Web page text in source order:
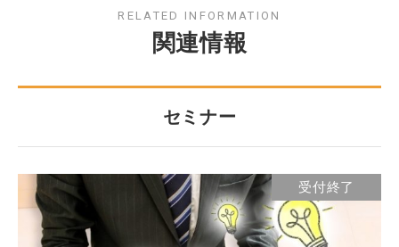
関連情報
RELATED INFORMATION
セミナー
受付終了